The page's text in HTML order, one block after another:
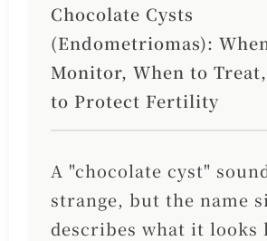
Chocolate Cysts
(Endometriomas):
Monitor, When to
to Protect Fertility
A "chocolate cyst"
strange, but the name
describes what it looks